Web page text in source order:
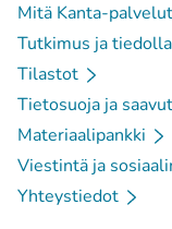
Mitä Kanta-
Tutkimus ja
Tilastot
Tietosuoja ja
Materiaalipankki
Viestintä ja
Yhteystiedot